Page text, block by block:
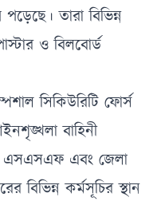
তারা বিভিন্ন
ও বিলবোর্ড
সিকিউরিটি ফোর্স
বাহিনী
এসএসএফ এবং জেলা
বিভিন্ন কর্মসূচির স্থান